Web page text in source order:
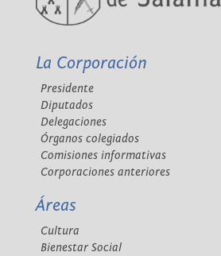
La Corporación
Presidente
Diputados
Delegaciones
Órganos colegiados
Comisiones informativas
Corporaciones anteriores
Áreas
Cultura
Bienestar Social